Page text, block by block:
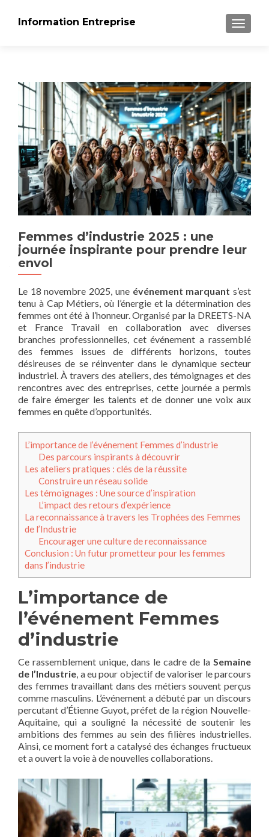
Information Entreprise
Femmes d’industrie 2025 : une
journée inspirante pour prendre leur
envol
Le 18 novembre 2025, une événement marquant s’est
tenu à Cap Métiers, où l’énergie et la détermination des
femmes ont été à l’honneur. Organisé par la DREETS-NA
et France Travail en collaboration avec diverses
branches professionnelles, cet événement a rassemblé
des femmes issues de différents horizons, toutes
désireuses de se réinventer dans le dynamique secteur
industriel. À travers des ateliers, des témoignages et des
rencontres avec des entreprises, cette journée a permis
de faire émerger les talents et de donner une voix aux
femmes en quête d’opportunités.
L’importance de l’événement Femmes d’industrie
Des parcours inspirants à découvrir
Les ateliers pratiques : clés de la réussite
Construire un réseau solide
Les témoignages : Une source d’inspiration
L’impact des retours d’expérience
La reconnaissance à travers les Trophées des Femmes
de l’Industrie
Encourager une culture de reconnaissance
Conclusion : Un futur prometteur pour les femmes
dans l’industrie
L’importance de
l’événement Femmes
d’industrie
Ce rassemblement unique, dans le cadre de la Semaine
de l’Industrie, a eu pour objectif de valoriser le parcours
des femmes travaillant dans des métiers souvent perçus
comme masculins. L’événement a débuté par un discours
percutant d’Étienne Guyot, préfet de la région Nouvelle-
Aquitaine, qui a souligné la nécessité de soutenir les
ambitions des femmes au sein des filières industrielles.
Ainsi, ce moment fort a catalysé des échanges fructueux
et a ouvert la voie à de nouvelles collaborations.